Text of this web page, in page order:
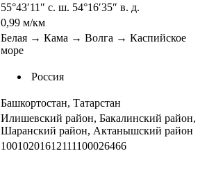
55°43′11″ с. ш. 54°16′35″ в. д.
0,99 м/км
Белая → Кама → Волга → Каспийское
море
Россия
Башкортостан, Татарстан
Илишевский район, Бакалинский район,
Шаранский район, Актанышский район
10010201612111100026466